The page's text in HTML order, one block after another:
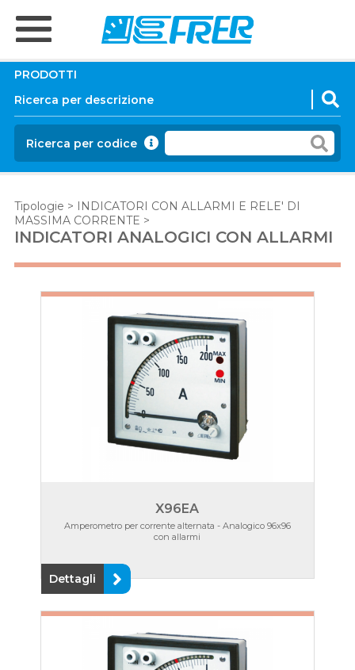
PRODOTTI
Ricerca per codice
Tipologie > INDICATORI CON ALLARMI E RELE' DI
MASSIMA CORRENTE >
INDICATORI ANALOGICI CON ALLARMI
X96EA
Amperometro per corrente alternata - Analogico 96x96
con allarmi
Dettagli